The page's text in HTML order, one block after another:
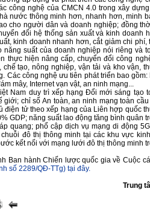
công nghệ của CMCN 4.0 trong xây
nước thông minh hơn, nhanh hơn, minh
cho người dân và doanh nghiệp; đồng
đổi hệ thống sản xuất và kinh doanh
kinh doanh nhanh hơn, cắt giảm chi
năng suất của doanh nghiệp nói riêng và
thực hiện nâng cấp, chuyển đổi công
tạo, nông nghiệp, vận tải và kho vận,
Các công nghệ ưu tiên phát triển bao
mây, Internet vạn vật, an ninh mạng...
Nam duy trì xếp hạng Đổi mới sáng tạo
giới; chỉ số An toàn, an ninh mạng toàn
điện tử theo xếp hạng của Liên hợp quốc
GDP; năng suất lao động tăng bình quân
quang; phổ cập dịch vụ mạng di động
đô thị thông minh tại các khu vực
kết nối với mạng lưới đô thị thông minh
Ban hành Chiến lược quốc gia về Cuộc
số 2289/QĐ-TTg) tại đây.
Trung